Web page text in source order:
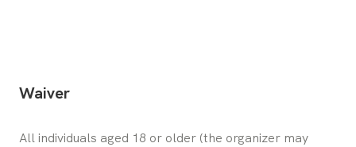
Waiver
All individuals aged 18 or older (the organizer may